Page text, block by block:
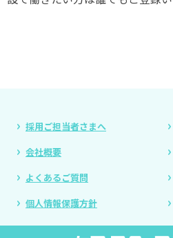
採用ご担当者さまへ
会社概要
よくあるご質問
個人情報保護方針